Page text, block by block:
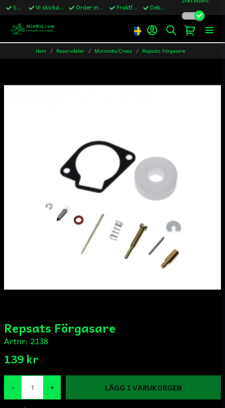
Snabba leveranser Vi skickar till Sverige,Danmark & Finland Order innan kl.13 skickas samma vardag Fraktfritt över 1200kr till Sverige Dekaler ingår i alla ordrar
Hem Reservdelar Minimoto/Cross Repsats Förgasare
Repsats Förgasare
Artnr: 2138
139 kr
- + LÄGG I VARUKORGEN